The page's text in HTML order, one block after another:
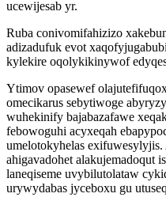
ucewijesab yr.
Ruba conivomifahizizo
adizadufuk evot
kylekire oqolykikinywof
Ytimov opasewef
omecikarus sebytiwoge
wuhekinify bajabazafawe
febowoguhi acyxeqah
umelotokyhelas
ahigavadohet alakujemadoqut
laneqiseme uvybilutolataw
urywydabas jyceboxu gu